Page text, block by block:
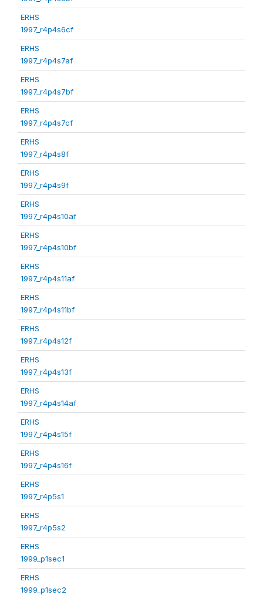
ERHS
1997_r4p4s6cf
ERHS
1997_r4p4s7af
ERHS
1997_r4p4s7bf
ERHS
1997_r4p4s7cf
ERHS
1997_r4p4s8f
ERHS
1997_r4p4s9f
ERHS
1997_r4p4s10af
ERHS
1997_r4p4s10bf
ERHS
1997_r4p4s11af
ERHS
1997_r4p4s11bf
ERHS
1997_r4p4s12f
ERHS
1997_r4p4s13f
ERHS
1997_r4p4s14af
ERHS
1997_r4p4s15f
ERHS
1997_r4p4s16f
ERHS
1997_r4p5s1
ERHS
1997_r4p5s2
ERHS
1999_p1sec1
ERHS
1999_p1sec2